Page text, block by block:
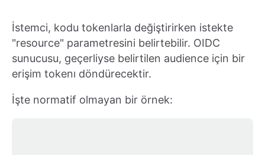
İstemci, kodu tokenlarla değiştirirken istekte
"resource" parametresini belirtebilir. OIDC
sunucusu, geçerliyse belirtilen audience için bir
erişim tokenı döndürecektir.
İşte normatif olmayan bir örnek: